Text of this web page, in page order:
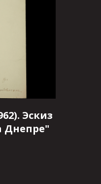
Эскиз
Днепре"